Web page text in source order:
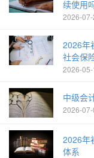
续使用
2026-
2026年
社会保
2026-
中级会
2026-
2026年
体系